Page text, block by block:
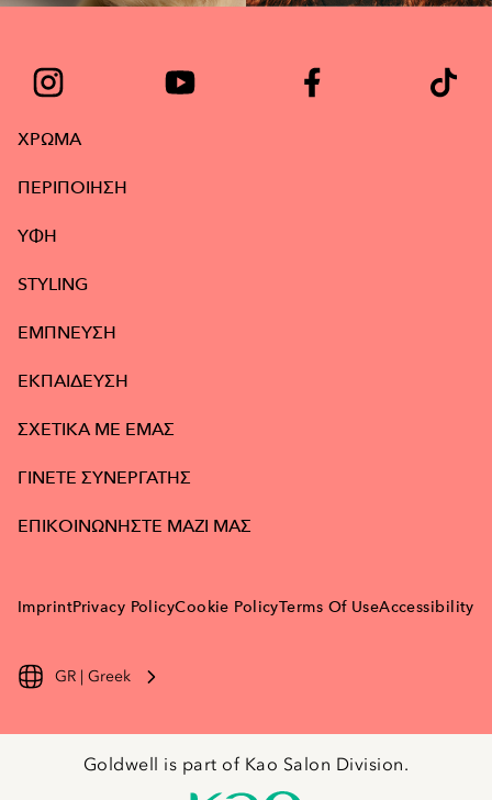
ΧΡΩΜΑ
ΠΕΡΙΠΟΙΗΣΗ
ΥΦΉ
STYLING
ΕΜΠΝΕΥΣΗ
ΕΚΠΑΙΔΕΥΣΗ
ΣΧΕΤΙΚΑ ΜΕ ΕΜΑΣ
ΓΙΝΕΤΕ ΣΥΝΕΡΓΑΤΗΣ
ΕΠΙΚΟΙΝΩΝΗΣΤΕ ΜΑΖΙ ΜΑΣ
ImprintPrivacy PolicyCookie PolicyTerms Of UseAccessibility
GR | Greek
Goldwell is part of Kao Salon Division.